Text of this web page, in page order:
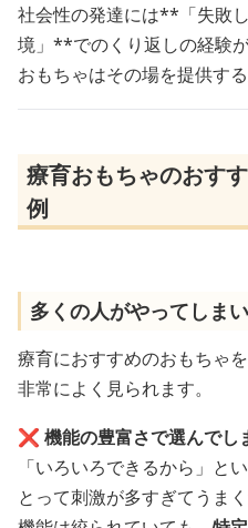
社会性の発達には**「失敗
境」**でのくり返しの経験が
おもちゃはその場を提供す
療育おもちゃのおす
例
多くの人がやってしま
療育におすすめのおもちゃ
非常によく見られます。
❌ 機能の豊富さで選んでし
「いろいろできるから」と
とって刺激が多すぎてうま